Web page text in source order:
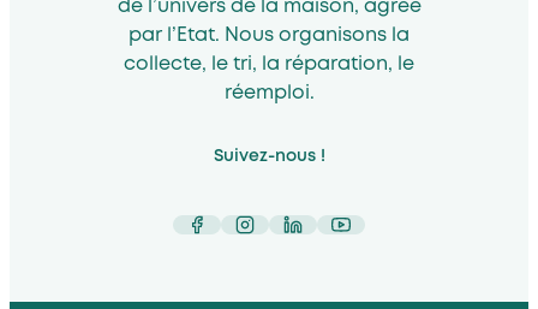
de l’univers de la maison, agréé
par l’Etat. Nous organisons la
collecte, le tri, la réparation, le
réemploi.
Suivez-nous !
Facebook
Instagram
LinkedIn
YouTube